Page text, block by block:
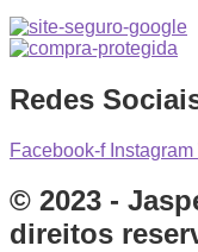
Redes
Facebook-f Instagram
© 2023 -
direitos